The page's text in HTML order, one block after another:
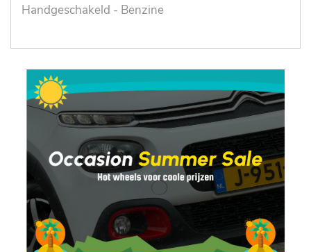
Handgeschakeld - Benzine